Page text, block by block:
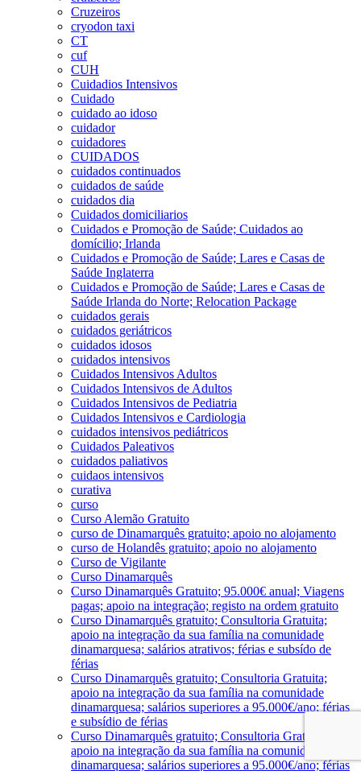
Cruzeiros
cryodon taxi
CT
cuf
CUH
Cuidadios Intensivos
Cuidado
cuidado ao idoso
cuidador
cuidadores
CUIDADOS
cuidados continuados
cuidados de saúde
cuidados dia
Cuidados domiciliarios
Cuidados e Promoção de Saúde; Cuidados ao
domícilio; Irlanda
Cuidados e Promoção de Saúde; Lares e Casas de
Saúde Inglaterra
Cuidados e Promoção de Saúde; Lares e Casas de
Saúde Irlanda do Norte; Relocation Package
cuidados gerais
cuidados geriátricos
cuidados idosos
cuidados intensivos
Cuidados Intensivos Adultos
Cuidados Intensivos de Adultos
Cuidados Intensivos de Pediatria
Cuidados Intensivos e Cardiologia
cuidados intensivos pediátricos
Cuidados Paleativos
cuidados paliativos
cuidaos intensivos
curativa
curso
Curso Alemão Gratuito
curso de Dinamarquês gratuito; apoio no alojamento
curso de Holandês gratuito; apoio no alojamento
Curso de Vigilante
Curso Dinamarquês
Curso Dinamarquês Gratuito; 95.000€ anual; Viagens
pagas; apoio na integração; registo na ordem gratuito
Curso Dinamarquês gratuito; Consultoria Gratuita;
apoio na integração da sua família na comunidade
dinamarquesa; salários atrativos; férias e subsído de
férias
Curso Dinamarquês gratuito; Consultoria Gratuita;
apoio na integração da sua família na comunidade
dinamarquesa; salários superiores a 95.000€/ano; férias
e subsídio de férias
Curso Dinamarquês gratuito; Consultoria Gratuita;
apoio na integração da sua família na comunidade
dinamarquesa; salários superiores a 95.000€/ano; férias